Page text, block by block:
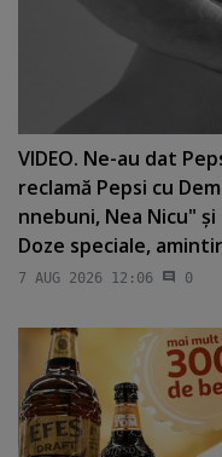
VIDEO. Ne-au dat
reclamă Pepsi cu
nnebuni, Nea Nicu"
Doze speciale,
7 AUG 2026 12:06 0